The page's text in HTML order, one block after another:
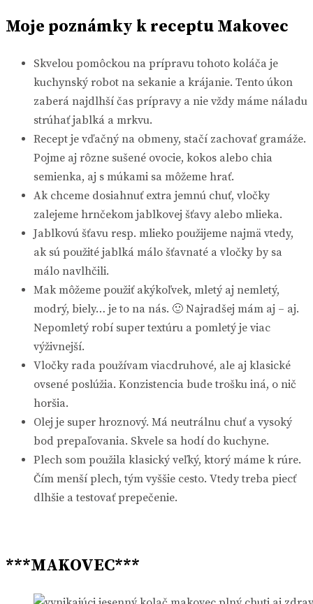
Moje poznámky k receptu Makovec
Skvelou pomôckou na prípravu tohoto koláča je
kuchynský robot na sekanie a krájanie. Tento úkon
zaberá najdlhší čas prípravy a nie vždy máme náladu
strúhať jablká a mrkvu.
Recept je vďačný na obmeny, stačí zachovať gramáže.
Pojme aj rôzne sušené ovocie, kokos alebo chia
semienka, aj s múkami sa môžeme hrať.
Ak chceme dosiahnuť extra jemnú chuť, vločky
zalejeme hrnčekom jablkovej šťavy alebo mlieka.
Jablkovú šťavu resp. mlieko použijeme najmä vtedy,
ak sú použité jablká málo šťavnaté a vločky by sa
málo navlhčili.
Mak môžeme použiť akýkoľvek, mletý aj nemletý,
modrý, biely… je to na nás. 🙂 Najradšej mám aj – aj.
Nepomletý robí super textúru a pomletý je viac
výživnejší.
Vločky rada používam viacdruhové, ale aj klasické
ovsené poslúžia. Konzistencia bude trošku iná, o nič
horšia.
Olej je super hroznový. Má neutrálnu chuť a vysoký
bod prepaľovania. Skvele sa hodí do kuchyne.
Plech som použila klasický veľký, ktorý máme k rúre.
Čím menší plech, tým vyššie cesto. Vtedy treba piecť
dlhšie a testovať prepečenie.
***MAKOVEC***